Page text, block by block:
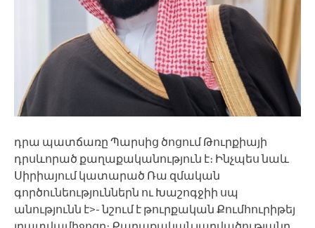
դրա պատճառը Պարսից ծոցում Թուրքիայի
դրսևորած քաղաքականություն է։ Ինչպես նաև
Սիրիայում կատարած Ռա զմական
գործունեություններն ու Խաշոգջիի սպ
անությունն է>- նշում է թուրքական Քումհուրիթեյ